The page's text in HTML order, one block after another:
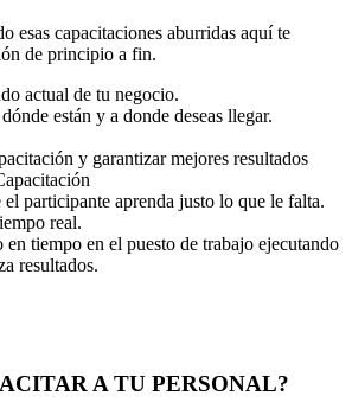
esas capacitaciones aburridas aquí te
de principio a fin.
actual de tu negocio.
están y a donde deseas llegar.
y garantizar mejores resultados
participante aprenda justo lo que le falta.
real.
tiempo en el puesto de trabajo ejecutando
resultados.
A TU PERSONAL?